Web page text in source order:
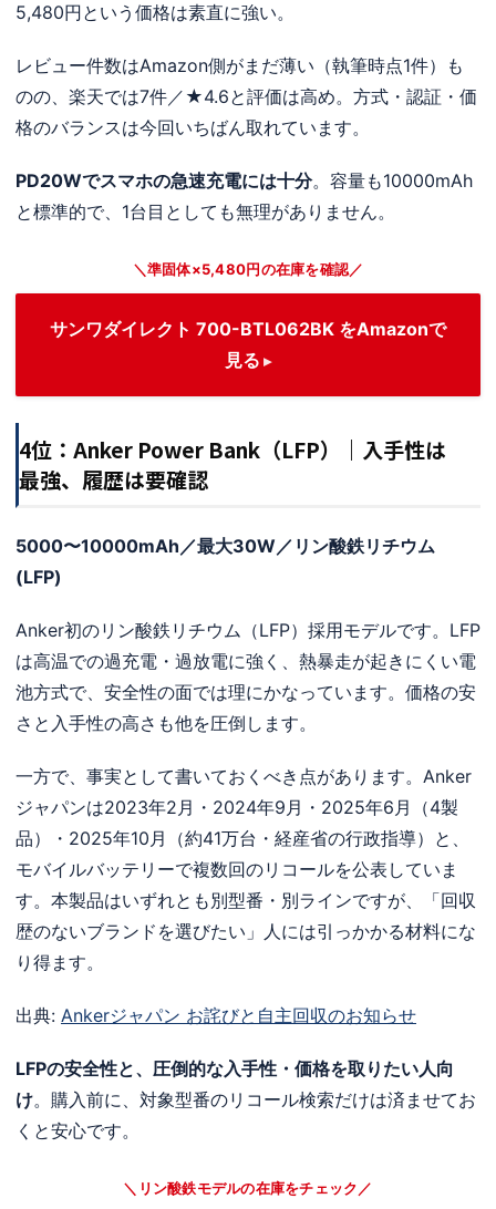
5,480円という価格は素直に強い。
レビュー件数はAmazon側がまだ薄い（執筆時点1件）も
のの、楽天では7件／★4.6と評価は高め。方式・認証・価
格のバランスは今回いちばん取れています。
PD20Wでスマホの急速充電には十分。容量も10000mAh
と標準的で、1台目としても無理がありません。
＼準固体×5,480円の在庫を確認／
サンワダイレクト 700-BTL062BK をAmazonで
見る
4位：Anker Power Bank（LFP）｜入手性は
最強、履歴は要確認
5000〜10000mAh／最大30W／リン酸鉄リチウム
(LFP)
Anker初のリン酸鉄リチウム（LFP）採用モデルです。LFP
は高温での過充電・過放電に強く、熱暴走が起きにくい電
池方式で、安全性の面では理にかなっています。価格の安
さと入手性の高さも他を圧倒します。
一方で、事実として書いておくべき点があります。Anker
ジャパンは2023年2月・2024年9月・2025年6月（4製
品）・2025年10月（約41万台・経産省の行政指導）と、
モバイルバッテリーで複数回のリコールを公表していま
す。本製品はいずれとも別型番・別ラインですが、「回収
歴のないブランドを選びたい」人には引っかかる材料にな
り得ます。
出典: Ankerジャパン お詫びと自主回収のお知らせ
LFPの安全性と、圧倒的な入手性・価格を取りたい人向
け。購入前に、対象型番のリコール検索だけは済ませてお
くと安心です。
＼リン酸鉄モデルの在庫をチェック／